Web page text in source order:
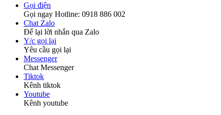
Gọi điện
Gọi ngay Hotline: 0918 886 002
Chat Zalo
Để lại lời nhắn qua Zalo
Y/c gọi lại
Yêu cầu gọi lại
Messenger
Chat Messenger
Tiktok
Kênh tiktok
Youtube
Kênh youtube